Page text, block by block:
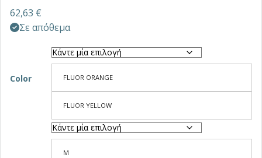
62,63 €
Σε απόθεμα
Color FLUOR ORANGE
FLUOR YELLOW
M